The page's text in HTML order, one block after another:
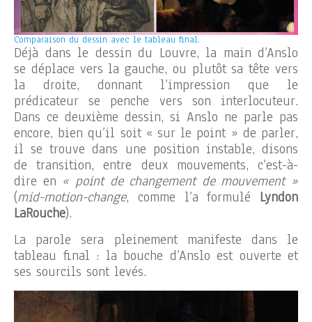
Comparaison du dessin avec le tableau final.
Déjà dans le dessin du Louvre, la main d’Anslo
se déplace vers la gauche, ou plutôt sa tête vers
la droite, donnant l’impression que le
prédicateur se penche vers son interlocuteur.
Dans ce deuxième dessin, si Anslo ne parle pas
encore, bien qu’il soit « sur le point » de parler,
il se trouve dans une position instable, disons
de transition, entre deux mouvements, c’est-à-
dire en « point de changement de mouvement »
(mid-motion-change, comme l’a formulé Lyndon
LaRouche).
La parole sera pleinement manifeste dans le
tableau final : la bouche d’Anslo est ouverte et
ses sourcils sont levés.